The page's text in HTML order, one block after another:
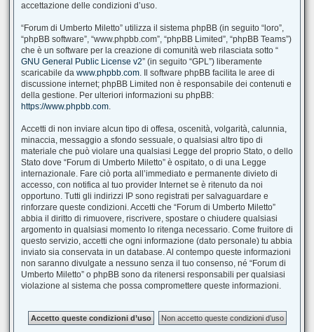
accettazione delle condizioni d’uso.
“Forum di Umberto Miletto” utilizza il sistema phpBB (in seguito “loro”,
“phpBB software”, “www.phpbb.com”, “phpBB Limited”, “phpBB Teams”)
che è un software per la creazione di comunità web rilasciata sotto “
GNU General Public License v2” (in seguito “GPL”) liberamente
scaricabile da www.phpbb.com. Il software phpBB facilita le aree di
discussione internet; phpBB Limited non è responsabile dei contenuti e
della gestione. Per ulteriori informazioni su phpBB:
https://www.phpbb.com.
Accetti di non inviare alcun tipo di offesa, oscenità, volgarità, calunnia,
minaccia, messaggio a sfondo sessuale, o qualsiasi altro tipo di
materiale che può violare una qualsiasi Legge del proprio Stato, o dello
Stato dove “Forum di Umberto Miletto” è ospitato, o di una Legge
internazionale. Fare ciò porta all’immediato e permanente divieto di
accesso, con notifica al tuo provider Internet se è ritenuto da noi
opportuno. Tutti gli indirizzi IP sono registrati per salvaguardare e
rinforzare queste condizioni. Accetti che “Forum di Umberto Miletto”
abbia il diritto di rimuovere, riscrivere, spostare o chiudere qualsiasi
argomento in qualsiasi momento lo ritenga necessario. Come fruitore di
questo servizio, accetti che ogni informazione (dato personale) tu abbia
inviato sia conservata in un database. Al contempo queste informazioni
non saranno divulgate a nessuno senza il tuo consenso, né “Forum di
Umberto Miletto” o phpBB sono da ritenersi responsabili per qualsiasi
violazione al sistema che possa compromettere queste informazioni.